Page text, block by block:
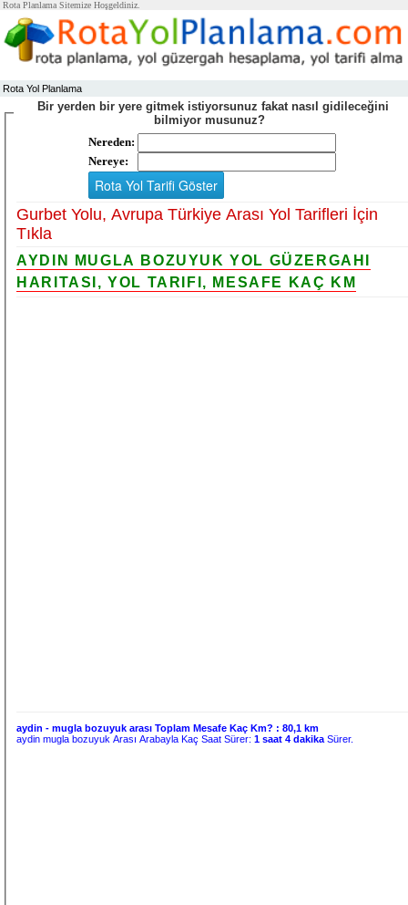
Rota Planlama Sitemize Hoşgeldiniz.
Rota Yol Planlama
Bir yerden bir yere gitmek istiyorsunuz fakat nasıl gidileceğini
bilmiyor musunuz?
Nereden:
Nereye:
Gurbet Yolu, Avrupa Türkiye Arası Yol Tarifleri İçin
Tıkla
AYDIN MUGLA BOZUYUK YOL GÜZERGAHI
HARITASI, YOL TARIFI, MESAFE KAÇ KM
aydin - mugla bozuyuk arası Toplam Mesafe Kaç Km? :80,1 km
aydin mugla bozuyuk Arası Arabayla Kaç Saat Sürer:1 saat 4 dakika Sürer.